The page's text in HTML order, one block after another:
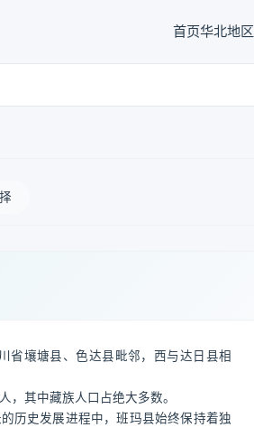
首页华北地区
省壤塘县、色达县毗邻，西与达日县相
其中藏族人口占绝大多数。
历史发展进程中，班玛县始终保持着独